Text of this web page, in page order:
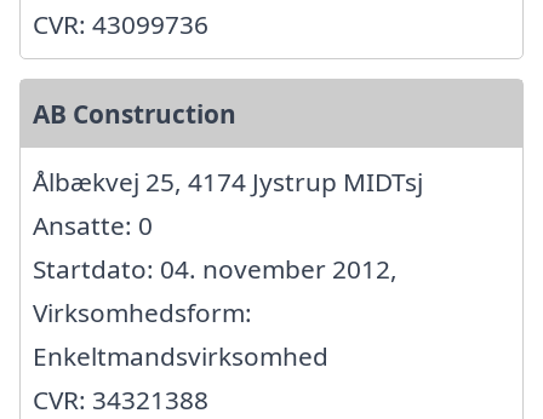
CVR: 43099736
AB Construction
Ålbækvej 25, 4174 Jystrup MIDTsj
Ansatte: 0
Startdato: 04. november 2012,
Virksomhedsform:
Enkeltmandsvirksomhed
CVR: 34321388